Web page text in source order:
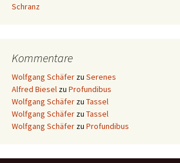
Schranz
Kommentare
Wolfgang Schäfer zu Serenes
Alfred Biesel zu Profundibus
Wolfgang Schäfer zu Tassel
Wolfgang Schäfer zu Tassel
Wolfgang Schäfer zu Profundibus